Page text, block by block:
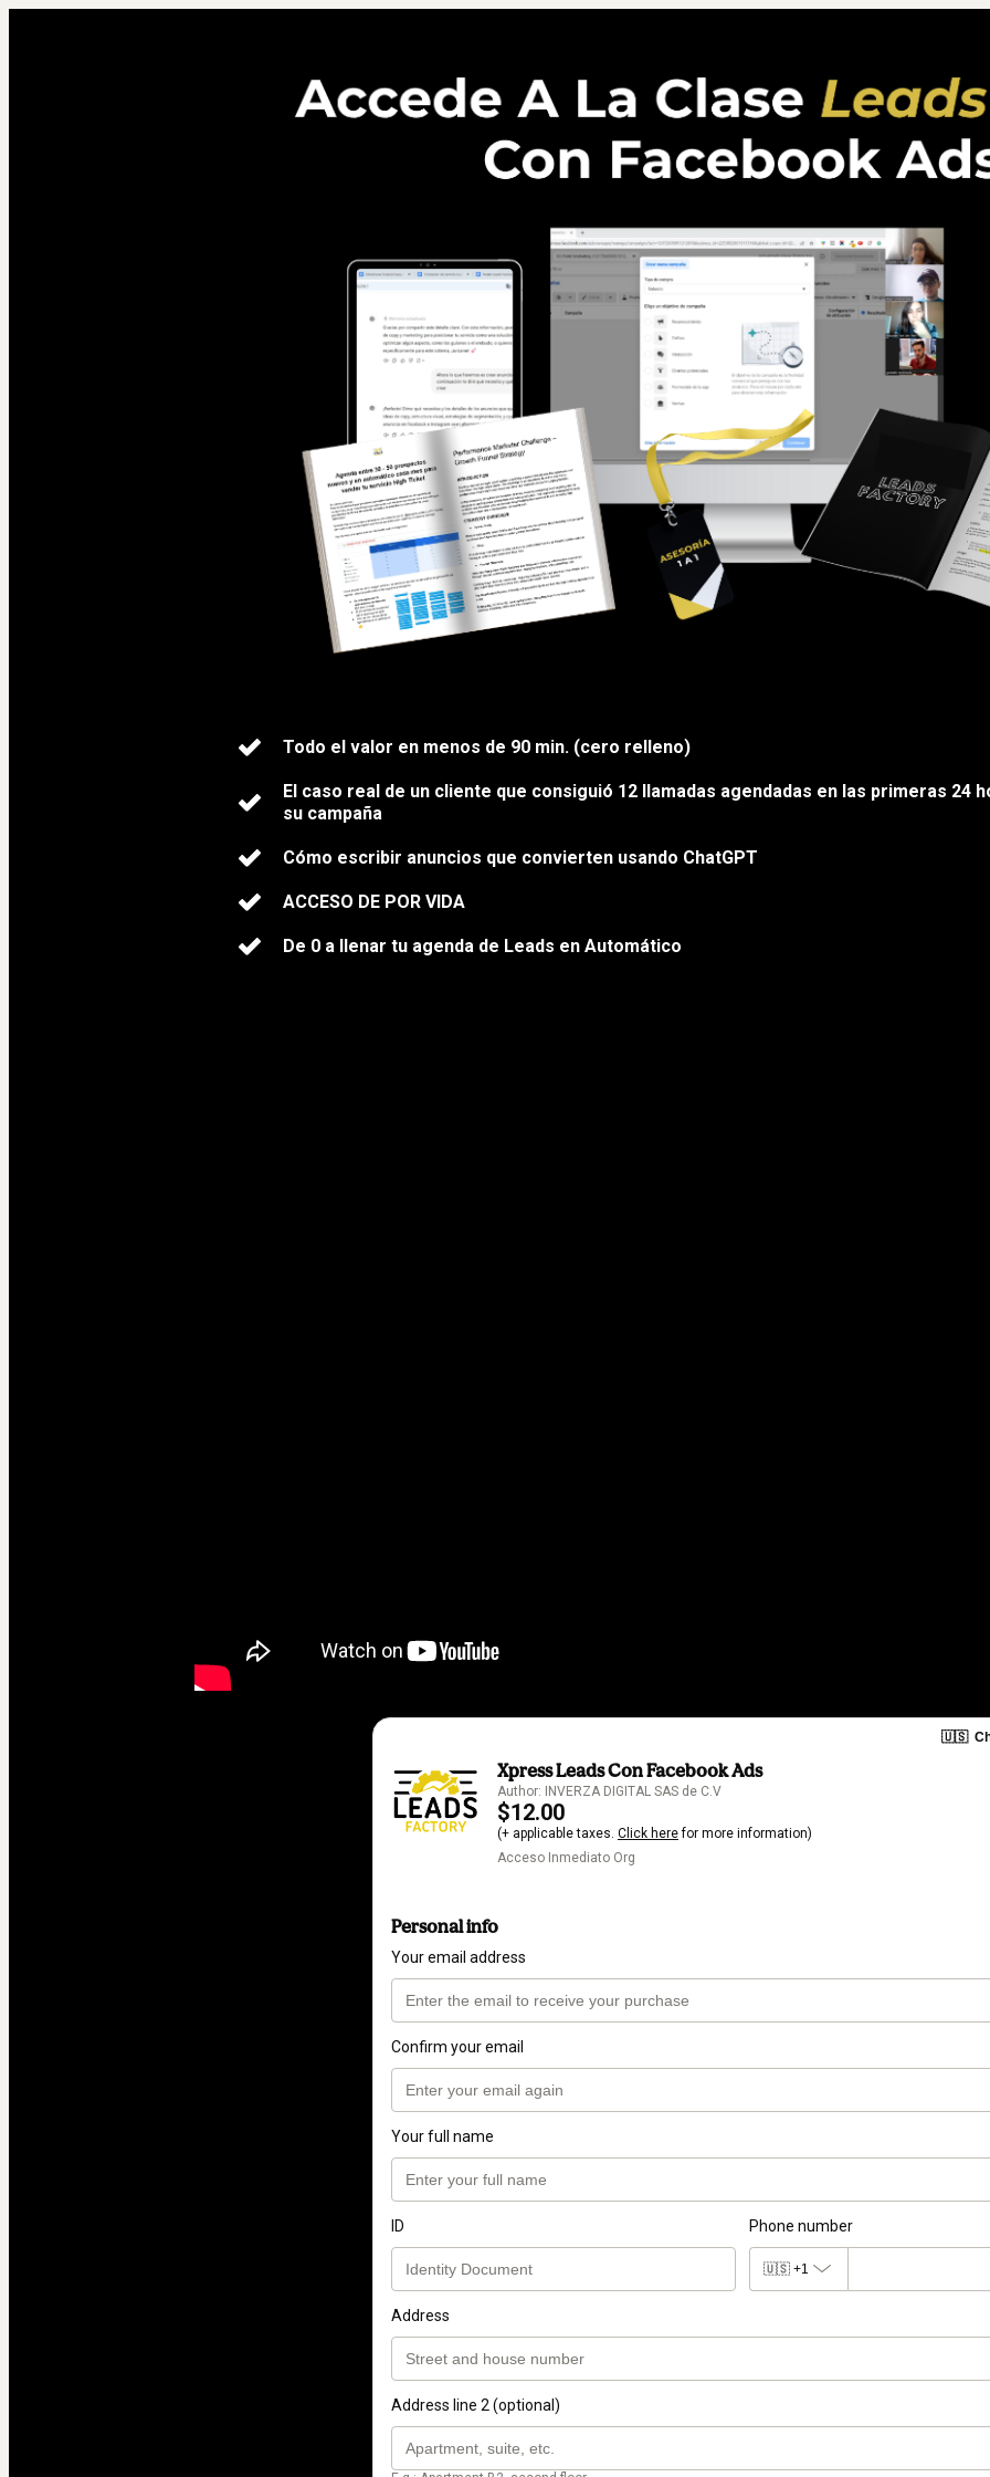
Todo el valor en menos de 90 min. (cero relleno)
El caso real de un cliente que consiguió 12 llamadas agendadas en las primeras 24
su campaña
Cómo escribir anuncios que convierten usando ChatGPT
ACCESO DE POR VIDA
De 0 a llenar tu agenda de Leads en Automático
🇺🇸
Xpress Leads Con Facebook Ads
Author: INVERZA DIGITAL SAS de C.V
$12.00
(+ applicable taxes. Click herefor more information)
Acceso Inmediato Org
Personal info
Your email address
Confirm your email
Your full name
ID Phone number
🇺🇸 +1
Address
Address line 2 (optional)